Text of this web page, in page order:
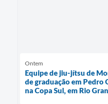
Ontem
Equipe de jiu-jítsu de
de graduação em Pedro
na Copa Sul, em Rio